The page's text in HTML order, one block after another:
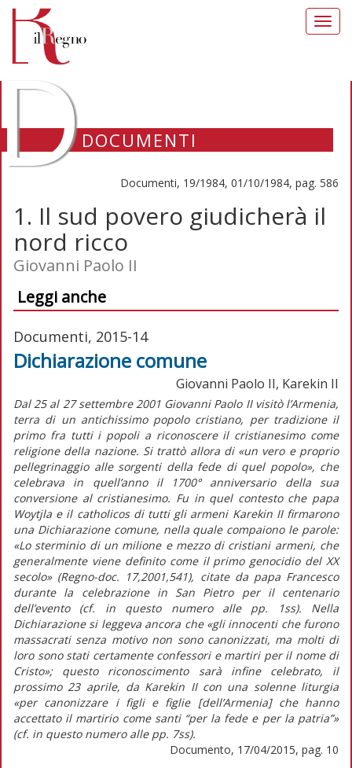
DOCUMENTI
Documenti, 19/1984, 01/10/1984, pag. 586
1. Il sud povero giudicherà il
nord ricco
Giovanni Paolo II
Leggi anche
Documenti, 2015-14
Dichiarazione comune
Giovanni Paolo II, Karekin II
Dal 25 al 27 settembre 2001 Giovanni Paolo II visitò l’Armenia,
terra di un antichissimo popolo cristiano, per tradizione il
primo fra tutti i popoli a riconoscere il cristianesimo come
religione della nazione. Si trattò allora di «un vero e proprio
pellegrinaggio alle sorgenti della fede di quel popolo», che
celebrava in quell’anno il 1700° anniversario della sua
conversione al cristianesimo. Fu in quel contesto che papa
Woytjla e il catholicos di tutti gli armeni Karekin II firmarono
una Dichiarazione comune, nella quale compaiono le parole:
«Lo sterminio di un milione e mezzo di cristiani armeni, che
generalmente viene definito come il primo genocidio del XX
secolo» (Regno-doc. 17,2001,541), citate da papa Francesco
durante la celebrazione in San Pietro per il centenario
dell’evento (cf. in questo numero alle pp. 1ss). Nella
Dichiarazione si leggeva ancora che «gli innocenti che furono
massacrati senza motivo non sono canonizzati, ma molti di
loro sono stati certamente confessori e martiri per il nome di
Cristo»; questo riconoscimento sarà infine celebrato, il
prossimo 23 aprile, da Karekin II con una solenne liturgia
«per canonizzare i figli e figlie [dell’Armenia] che hanno
accettato il martirio come santi “per la fede e per la patria”»
(cf. in questo numero alle pp. 7ss).
Documento, 17/04/2015, pag. 10